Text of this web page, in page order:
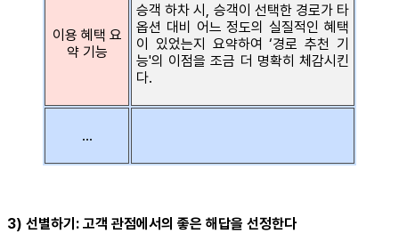
이용 혜택 요
약 기능
승객 하차 시, 승객이 선택한 경로가 타
옵션 대비 어느 정도의 실질적인 혜택
이 있었는지 요약하여 ‘경로 추천 기
능'의 이점을 조금 더 명확히 체감시킨
다.
…
3) 선별하기: 고객 관점에서의 좋은 해답을 선정한다